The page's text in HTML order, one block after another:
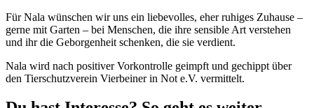
Für Nala wünschen wir uns ein liebevolles, eher ruhiges Zuhause –
gerne mit Garten – bei Menschen, die ihre sensible Art verstehen
und ihr die Geborgenheit schenken, die sie verdient.
Nala wird nach positiver Vorkontrolle geimpft und gechippt über
den Tierschutzverein Vierbeiner in Not e.V. vermittelt.